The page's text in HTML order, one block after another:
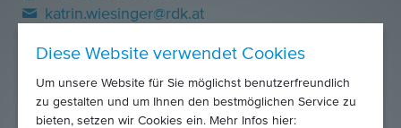
katrin.wiesinger@rdk.at
Diese Website verwendet Cookies
Um unsere Website für Sie möglichst benutzerfreundlich
zu gestalten und um Ihnen den bestmöglichen Service zu
bieten, setzen wir Cookies ein. Mehr Infos hier: